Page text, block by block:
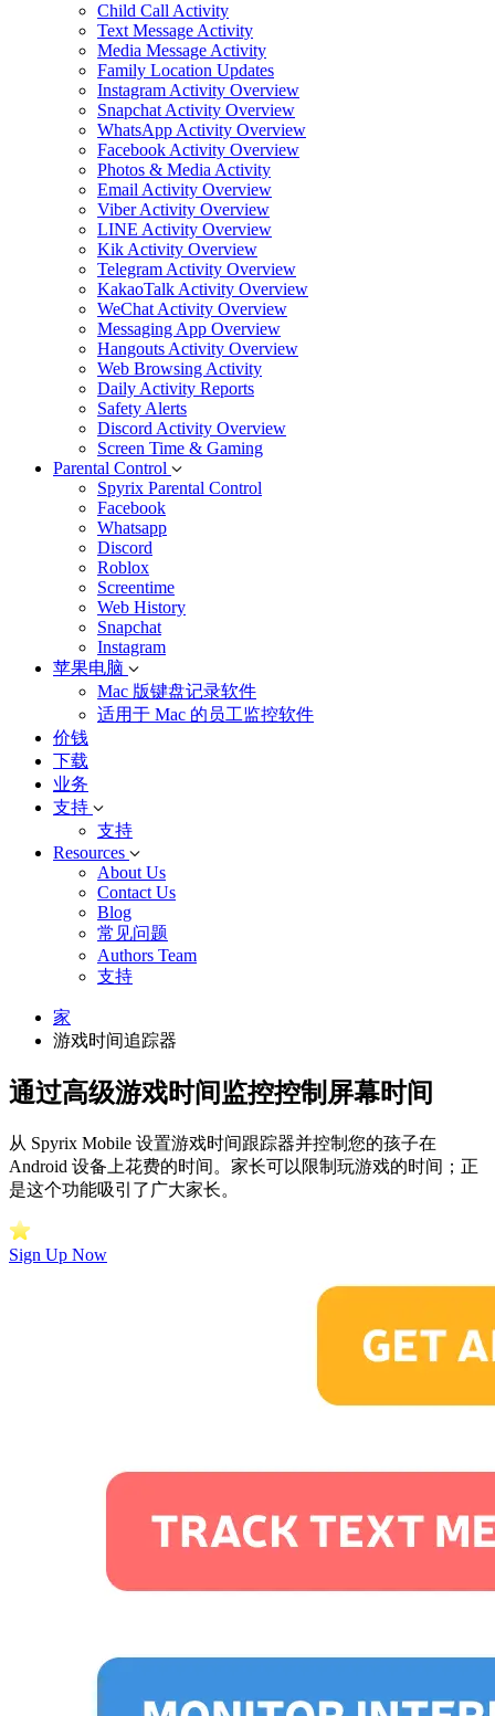
Child Call Activity
Text Message Activity
Media Message Activity
Family Location Updates
Instagram Activity Overview
Snapchat Activity Overview
WhatsApp Activity Overview
Facebook Activity Overview
Photos & Media Activity
Email Activity Overview
Viber Activity Overview
LINE Activity Overview
Kik Activity Overview
Telegram Activity Overview
KakaoTalk Activity Overview
WeChat Activity Overview
Messaging App Overview
Hangouts Activity Overview
Web Browsing Activity
Daily Activity Reports
Safety Alerts
Discord Activity Overview
Screen Time & Gaming
Parental Control
Spyrix Parental Control
Facebook
Whatsapp
Discord
Roblox
Screentime
Web History
Snapchat
Instagram
苹果电脑
Mac 版键盘记录软件
适用于 Mac 的员工监控软件
价钱
下载
业务
支持
支持
Resources
About Us
Contact Us
Blog
常见问题
Authors Team
支持
家
游戏时间追踪器
通过高级游戏时间监控控制屏幕时间
从 Spyrix Mobile 设置游戏时间跟踪器并控制您的孩子在
Android 设备上花费的时间。家长可以限制玩游戏的时间；正
是这个功能吸引了广大家长。
Sign Up Now